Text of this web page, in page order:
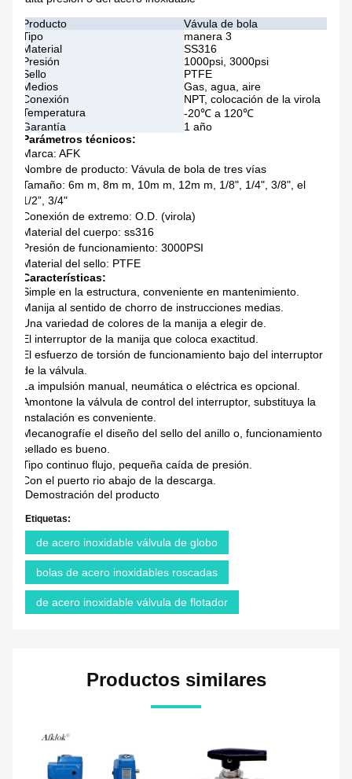
Producto
Vávula de bola
Tipo
manera 3
Material
SS316
Presión
1000psi, 3000psi
Sello
PTFE
Medios
Gas, agua, aire
Conexión
NPT, colocación de la virola
Temperatura
-20℃ a 120℃
Garantía
1 año
Parámetros técnicos:
Marca: AFK
Nombre de producto: Vávula de bola de tres vías
Tamaño: 6m m, 8m m, 10m m, 12m m, 1/8", 1/4", 3/8", el
1/2”, 3/4"
Conexión de extremo: O.D. (virola)
Material del cuerpo: ss316
Presión de funcionamiento: 3000PSI
Material del sello: PTFE
Características:
Simple en la estructura, conveniente en mantenimiento.
Manija al sentido de chorro de instrucciones medias.
Una variedad de colores de la manija a elegir de.
El interruptor de la manija que coloca exactitud.
El esfuerzo de torsión de funcionamiento bajo del interruptor
de la válvula.
La impulsión manual, neumática o eléctrica es opcional.
Amontone la válvula de control del interruptor, substituya la
instalación es conveniente.
Mecanografíe el diseño del sello del anillo o, funcionamiento
sellado es bueno.
Tipo continuo flujo, pequeña caída de presión.
Con el puerto rio abajo de la descarga.
Demostración del producto
Etiquetas:
de acero inoxidable válvula de globo
bolas de acero inoxidables roscadas
de acero inoxidable válvula de flotador
Productos similares